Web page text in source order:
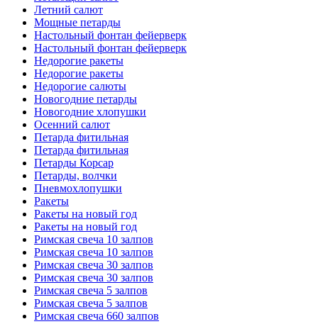
Летний салют
Мощные петарды
Настольный фонтан фейерверк
Настольный фонтан фейерверк
Недорогие ракеты
Недорогие ракеты
Недорогие салюты
Новогодние петарды
Новогодние хлопушки
Осенний салют
Петарда фитильная
Петарда фитильная
Петарды Корсар
Петарды, волчки
Пневмохлопушки
Ракеты
Ракеты на новый год
Ракеты на новый год
Римская свеча 10 залпов
Римская свеча 10 залпов
Римская свеча 30 залпов
Римская свеча 30 залпов
Римская свеча 5 залпов
Римская свеча 5 залпов
Римская свеча 660 залпов